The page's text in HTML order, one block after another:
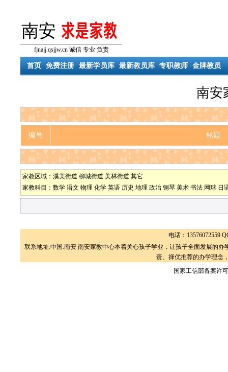
南安
fjnajj.qsjjw.cn 诚信 专业 负责
首页 免费注册 最新学员库 最新教员库 专职教师 金牌教员
南安
编号 标题
家教区域： 溪美街道 柳城街道 美林街道 其它
家教科目： 数学 语文 物理 化学 英语 历史 地理 政治 钢琴 美术 书法 网球 日
电话：13576072559
联系地址:中国.南安 南安家教中心本着关心孩子学业，让孩子全面发展的
责、择优推荐的办学理念
国家工信部备案许